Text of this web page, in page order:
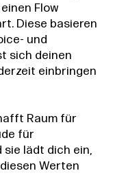
Flow
Diese basieren
und
sich deinen
einbringen
Raum für
für
lädt dich ein,
Werten